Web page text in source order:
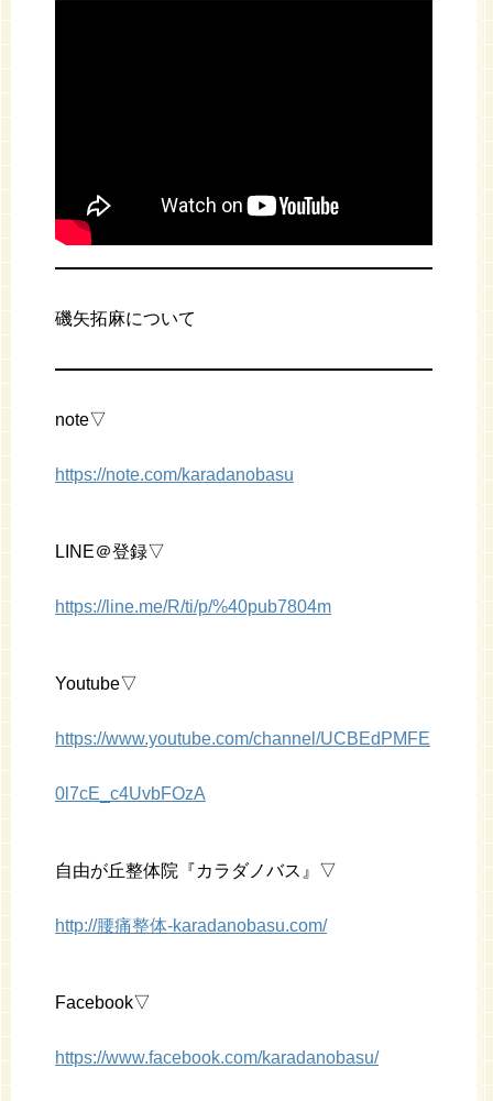
磯矢拓麻について
note▽
https://note.com/karadanobasu
LINE＠登録▽
https://line.me/R/ti/p/%40pub7804m
Youtube▽
https://www.youtube.com/channel/UCBEdPMFE
0l7cE_c4UvbFOzA
自由が丘整体院『カラダノバス』▽
http://腰痛整体-karadanobasu.com/
Facebook▽
https://www.facebook.com/karadanobasu/